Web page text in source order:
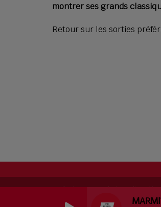
montrer ses grands
Retour sur les sorties
RadioKing © 2026 | Site radio créé